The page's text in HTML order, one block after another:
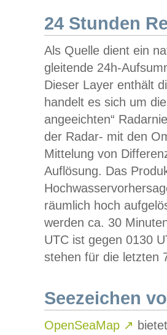
24 Stunden
Als Quelle dient ein
gleitende 24h-
Dieser Layer enthält
handelt es sich um
angeeichten“
der Radar- mit den
Mittelung von
Auflösung. Das
räumlich hoch
werden ca. 30
UTC ist gegen 0130
stehen für die letzten
Seezeichen
OpenSeaMap ↗